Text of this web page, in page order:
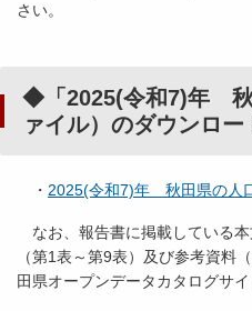
さい。
◆「2025(令和7)年 秋
ァイル）のダウンロー
・ 2025(令和7)年 秋田県の人
なお、報告書に掲載している
（第1表～第9表）及び参考資料
田県オープンデータカタログサ